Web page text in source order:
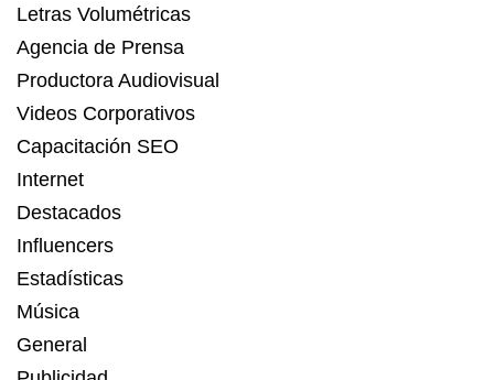
Letras Volumétricas
Agencia de Prensa
Productora Audiovisual
Videos Corporativos
Capacitación SEO
Internet
Destacados
Influencers
Estadísticas
Música
General